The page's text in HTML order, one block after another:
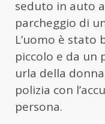
seduto in auto
parcheggio di
L’uomo è stato
piccolo e da un
urla della
polizia con
persona.